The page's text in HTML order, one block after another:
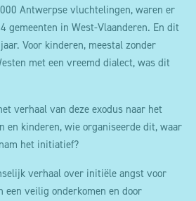
Antwerpse vluchtelingen, waren er
gemeenten in West-Vlaanderen. En dit
Voor kinderen, meestal zonder
met een vreemd dialect, was dit
verhaal van deze exodus naar het
en kinderen, wie organiseerde dit, waar
het initiatief?
verhaal over initiële angst voor
een veilig onderkomen en door